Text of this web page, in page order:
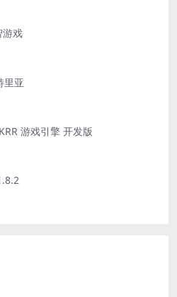
戏
里亚
游戏引擎 开发版